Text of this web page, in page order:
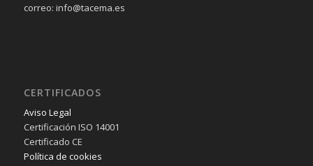
correo: info@tacema.es
CERTIFICADOS
Aviso Legal
Certificación ISO 14001
Certificado CE
Política de cookies